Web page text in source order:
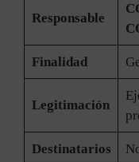
Responsable
Finalidad
Legitimación
Destinatarios